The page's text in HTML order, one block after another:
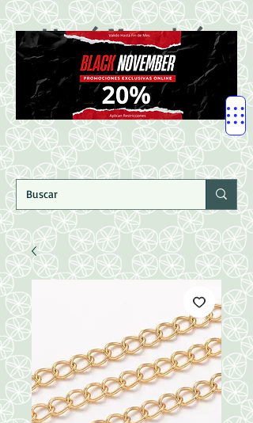
LLegó Mercadería
Nuevaaaaaa!!!!!